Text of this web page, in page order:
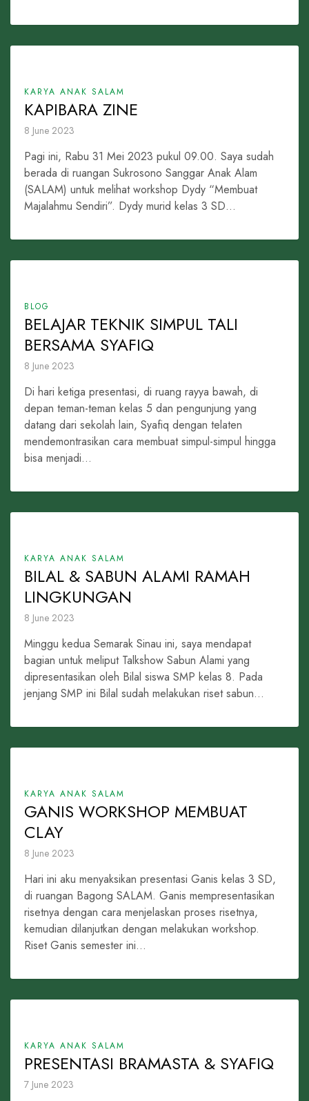
KARYA ANAK SALAM
KAPIBARA ZINE
8 June 2023
Pagi ini, Rabu 31 Mei 2023 pukul 09.00. Saya sudah
berada di ruangan Sukrosono Sanggar Anak Alam
(SALAM) untuk melihat workshop Dydy “Membuat
Majalahmu Sendiri”. Dydy murid kelas 3 SD...
BLOG
BELAJAR TEKNIK SIMPUL TALI
BERSAMA SYAFIQ
8 June 2023
Di hari ketiga presentasi, di ruang rayya bawah, di
depan teman-teman kelas 5 dan pengunjung yang
datang dari sekolah lain, Syafiq dengan telaten
mendemontrasikan cara membuat simpul-simpul hingga
bisa menjadi...
KARYA ANAK SALAM
BILAL & SABUN ALAMI RAMAH
LINGKUNGAN
8 June 2023
Minggu kedua Semarak Sinau ini, saya mendapat
bagian untuk meliput Talkshow Sabun Alami yang
dipresentasikan oleh Bilal siswa SMP kelas 8. Pada
jenjang SMP ini Bilal sudah melakukan riset sabun...
KARYA ANAK SALAM
GANIS WORKSHOP MEMBUAT
CLAY
8 June 2023
Hari ini aku menyaksikan presentasi Ganis kelas 3 SD,
di ruangan Bagong SALAM. Ganis mempresentasikan
risetnya dengan cara menjelaskan proses risetnya,
kemudian dilanjutkan dengan melakukan workshop.
Riset Ganis semester ini...
KARYA ANAK SALAM
PRESENTASI BRAMASTA & SYAFIQ
7 June 2023